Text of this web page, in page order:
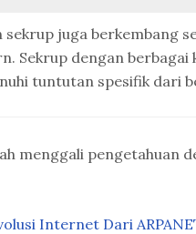
sekrup juga berkembang
Sekrup dengan
tuntutan spesifik dari
menggali pengetahuan
Internet Dari